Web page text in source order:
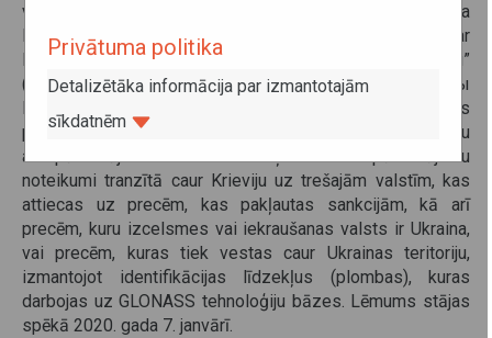
valdības lēmumu Nr.1877 par 2019. gada 24. jūnija
Krievijas Federācijas prezidenta dekrēta Nr.290 “Par
Krievijas Federācijas prezidenta dažu dekrētu grozīšanu”
(«О внесении изменений в некоторые указы
Президента Российской Федерации») īstenošanas
pasākumiem tika apstiprināti starptautisko kravu
autopārvadājumu un dzelzceļa kravu pārvadājumu
noteikumi tranzītā caur Krieviju uz trešajām valstīm, kas
attiecas uz precēm, kas pakļautas sankcijām, kā arī
precēm, kuru izcelsmes vai iekraušanas valsts ir Ukraina,
vai precēm, kuras tiek vestas caur Ukrainas teritoriju,
izmantojot identifikācijas līdzekļus (plombas), kuras
darbojas uz GLONASS tehnoloģiju bāzes. Lēmums stājas
spēkā 2020. gada 7. janvārī.
Privātuma politika
Detalizētāka informācija par izmantotajām
sīkdatnēm